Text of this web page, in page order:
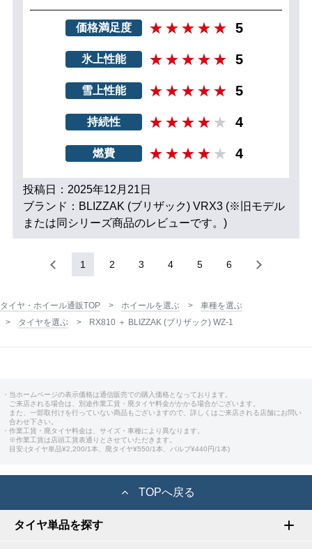
価格満足度 5
氷上性能 5
雪上性能 5
持続性 4
燃費 4
投稿日：2025年12月21日
ブランド：BLIZZAK (ブリザック) VRX3 (※旧モデル
または同シリーズ商品のレビューです。)
1 2 3 4 5 6
タイヤ・ホイール通販TOP ホイールを選ぶ
車種を選ぶ
タイヤを選ぶ
RX810 ＋ BLIZZAK (ブリザック) WZ-1
・当ホームページの表示価格は通信販売での購入価格となっております。
ご来店される場合は、別途作業工賃・廃タイヤ料金がかかる場合がございます。
また、一部取付けを行っていない商品もございますので、詳しくはご来店される店舗にお問い
合わせ下さい。
・作業工賃・廃タイヤ料金は、サイズ・車種により異なります。
※作業工賃は店頭工賃表通りとさせていただきます。
目安:(タイヤ単品¥2,200/1本、廃タイヤ¥550/1本、バルブ¥440円/1本)
TOPへ戻る
タイヤ単品を探す